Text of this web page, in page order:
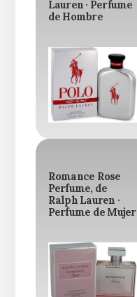
Lauren · Perfume
de Hombre
Romance Rose
Perfume, de
Ralph Lauren ·
Perfume de Mujer